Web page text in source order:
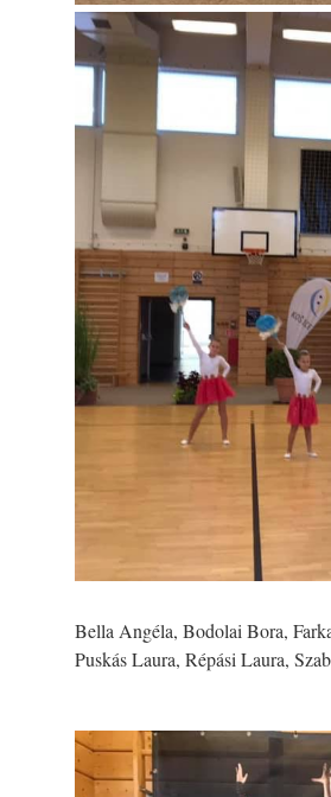
Bella Angéla, Bodolai Bora,
Puskás Laura, Répási Laura,